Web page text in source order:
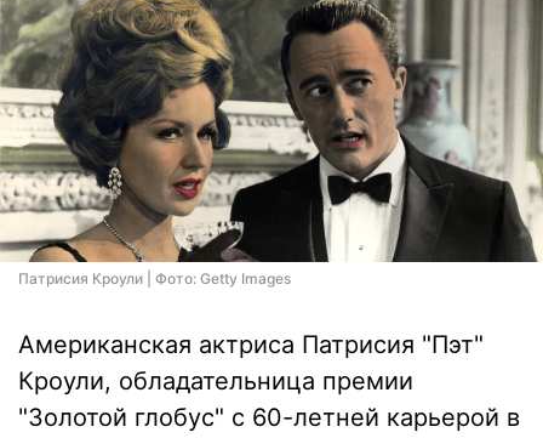
Патрисия Кроули | Фото: Getty Images
Американская актриса Патрисия "Пэт"
Кроули, обладательница премии
"Золотой глобус" с 60-летней карьерой в